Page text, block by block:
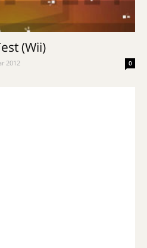
(Wii)
2012 0